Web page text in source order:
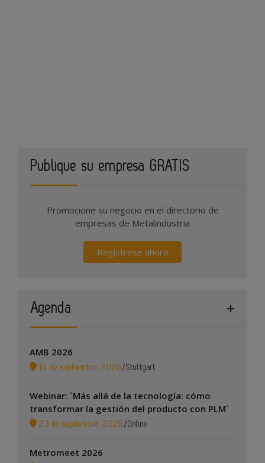
Publique su empresa GRATIS
Promocione su negocio en el directorio de
empresas de Metalindustria
Regístrese ahora
Agenda
AMB 2026
15 de septiembre, 2026 /Stuttgart
Webinar: ´Más allá de la tecnología: cómo
transformar la gestión del producto con PLM´
23 de septiembre, 2026 /Online
Metromeet 2026